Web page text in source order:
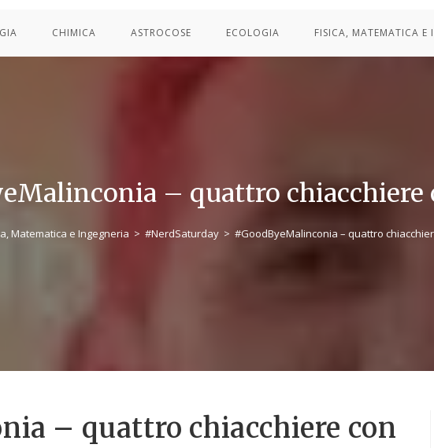
CHIMICA ASTROCOSE ECOLOGIA FISICA, MATEMATICA E
– quattro chiacchiere
Matematica e Ingegneria > #NerdSaturday > #GoodByeMalinconia – quattro
– quattro chiacchiere con